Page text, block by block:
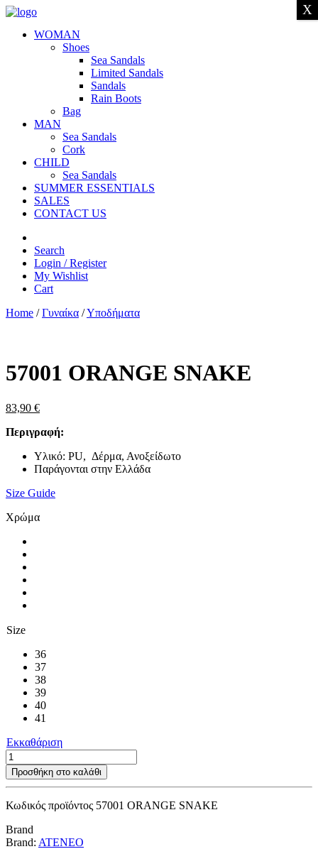
WOMAN
Shoes
Sea Sandals
Limited Sandals
Sandals
Rain Boots
Bag
MAN
Sea Sandals
Cork
CHILD
Sea Sandals
SUMMER ESSENTIALS
SALES
CONTACT US
Search
Login / Register
My Wishlist
Cart
Home /Γυναίκα /Υποδήματα
57001 ORANGE SNAKE
83,90 €
Περιγραφή:
Υλικό: PU, Δέρμα, Ανοξείδωτο
Παράγονται στην Ελλάδα
Size Guide
Χρώμα
Size
36
37
38
39
40
41
Εκκαθάριση
57001
ORANGE
SNAKE
Προσθήκη στο καλάθι
Κωδικός προϊόντος 57001 ORANGE SNAKE
Brand
Brand: ATENEO
X